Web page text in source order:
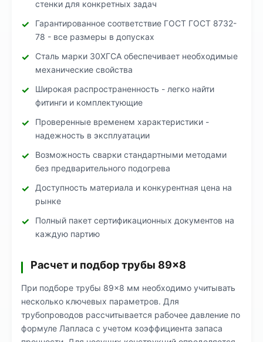
стенки для конкретных задач
Гарантированное соответствие ГОСТ ГОСТ 8732-
78 - все размеры в допусках
Сталь марки 30ХГСА обеспечивает необходимые
механические свойства
Широкая распространенность - легко найти
фитинги и комплектующие
Проверенные временем характеристики -
надежность в эксплуатации
Возможность сварки стандартными методами
без предварительного подогрева
Доступность материала и конкурентная цена на
рынке
Полный пакет сертификационных документов на
каждую партию
Расчет и подбор трубы 89×8
При подборе трубы 89×8 мм необходимо учитывать
несколько ключевых параметров. Для
трубопроводов рассчитывается рабочее давление по
формуле Лапласа с учетом коэффициента запаса